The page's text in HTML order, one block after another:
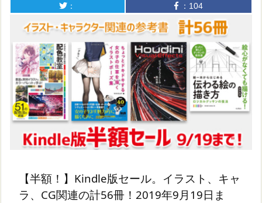
： ： 104
【半額！】Kindle版セール。イラスト、キャ
ラ、CG関連の計56冊！2019年9月19日ま